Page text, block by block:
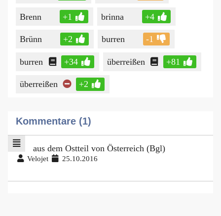
Brenn +1 brinna +4
Brünn +2 burren -1
burren +34 überreißen +81
überreißen +2
Kommentare (1)
aus dem Ostteil von Österreich (Bgl)
Velojet 25.10.2016